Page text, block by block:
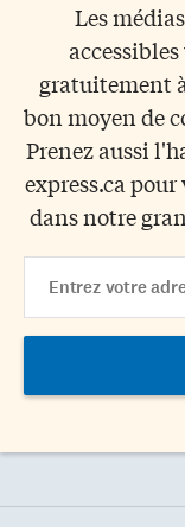
Les
gratuitement
bon moyen de
Prenez aussi
express.ca
dans notre
Address